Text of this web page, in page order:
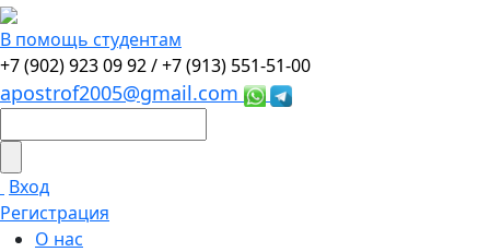
В помощь студентам
+7 (902) 923 09 92 /+7 (913) 551-51-00
apostrof2005@gmail.com
Вход
Регистрация
О нас